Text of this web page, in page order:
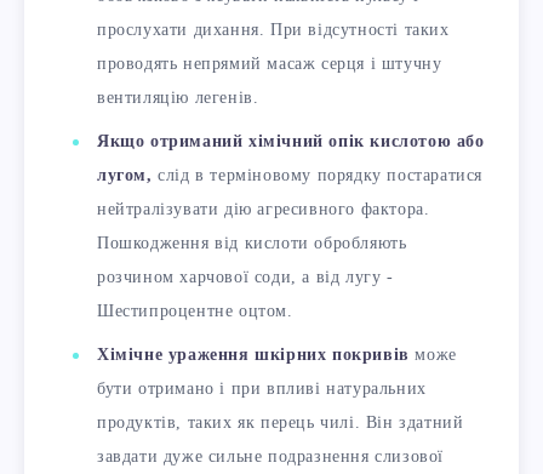
прослухати дихання. При відсутності таких
проводять непрямий масаж серця і штучну
вентиляцію легенів.
Якщо отриманий хімічний опік кислотою або
лугом, слід в терміновому порядку постаратися
нейтралізувати дію агресивного фактора.
Пошкодження від кислоти обробляють
розчином харчової соди, а від лугу -
Шестипроцентне оцтом.
Хімічне ураження шкірних покривів може
бути отримано і при впливі натуральних
продуктів, таких як перець чилі. Він здатний
завдати дуже сильне подразнення слизової